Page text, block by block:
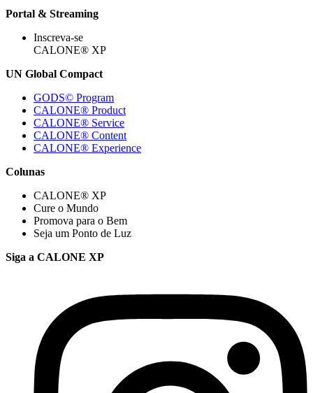
Portal & Streaming
Inscreva-se
CALONE® XP
UN Global Compact
GODS© Program
CALONE® Product
CALONE® Service
CALONE® Content
CALONE® Experience
Colunas
CALONE® XP
Cure o Mundo
Promova para o Bem
Seja um Ponto de Luz
Siga a CALONE XP